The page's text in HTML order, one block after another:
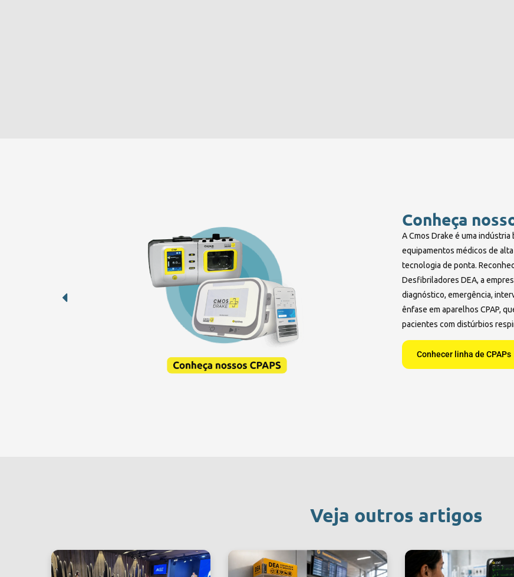
Conheça
A Cmos Drake é uma
equipamentos médicos de
tecnologia de ponta.
Desfibriladores DEA, a
diagnóstico, emergência,
ênfase em aparelhos CPAP,
pacientes com distúrbios
Conhecer linha de CPAPs
Veja outros artigos